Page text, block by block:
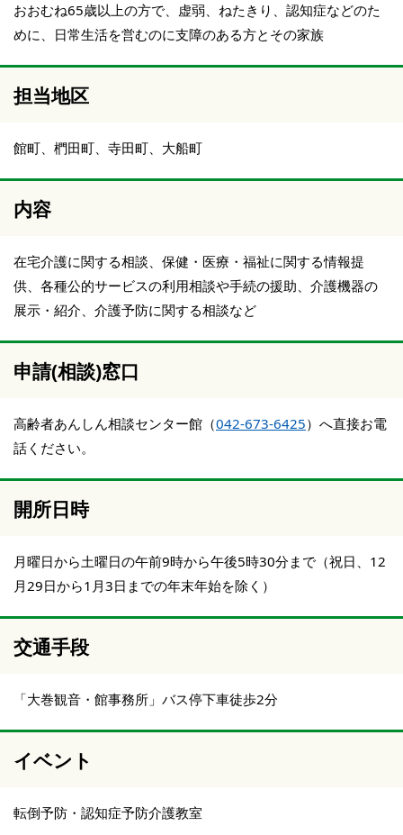
おおむね65歳以上の方で、虚弱、ねたきり、認知症などのた
めに、日常生活を営むのに支障のある方とその家族
担当地区
館町、椚田町、寺田町、大船町
内容
在宅介護に関する相談、保健・医療・福祉に関する情報提
供、各種公的サービスの利用相談や手続の援助、介護機器の
展示・紹介、介護予防に関する相談など
申請(相談)窓口
高齢者あんしん相談センター館（042-673-6425）へ直接お電
話ください。
開所日時
月曜日から土曜日の午前9時から午後5時30分まで（祝日、12
月29日から1月3日までの年末年始を除く）
交通手段
「大巻観音・館事務所」バス停下車徒歩2分
イベント
転倒予防・認知症予防介護教室